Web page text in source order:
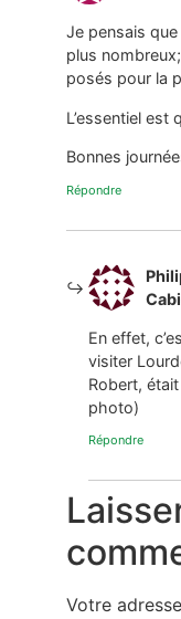
Je pensais
plus
posés pour la
L’essentiel est
Bonnes
Répondre
En effet,
visiter
Robert,
photo)
Répondre
Votre